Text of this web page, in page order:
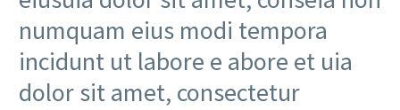
numquam eius modi tempora
incidunt ut labore e abore et uia
dolor sit amet, consectetur